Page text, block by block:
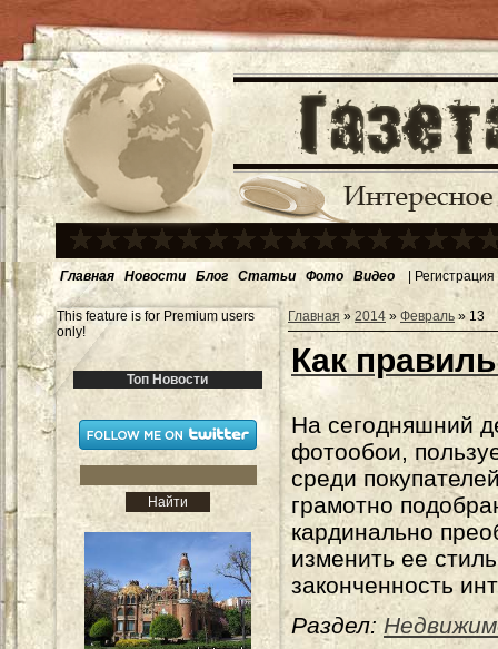
Главная Новости Блог Статьи Фото Видео | Регистрация
This feature is for Premium users
only!
Топ Новости
Главная » 2014 » Февраль » 13
Как
На сегодняшний
фотообои,
среди
грамотно
кардинально
изменить ее
законченность
Раздел: